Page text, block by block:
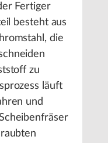
Fertiger
besteht aus
die
zu
läuft
und